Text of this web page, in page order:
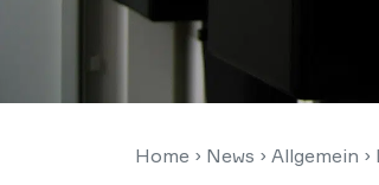
Home › News › Allgemein ›